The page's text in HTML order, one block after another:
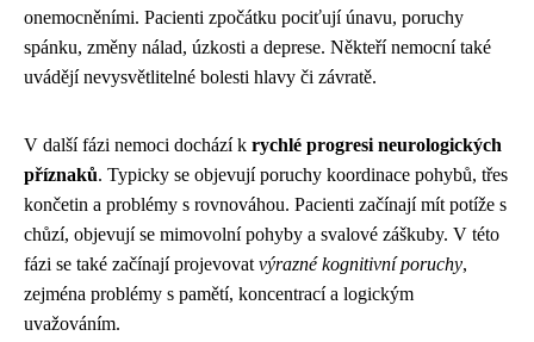
onemocněními. Pacienti zpočátku pociťují únavu, poruchy
spánku, změny nálad, úzkosti a deprese. Někteří nemocní také
uvádějí nevysvětlitelné bolesti hlavy či závratě.
V další fázi nemoci dochází k rychlé progresi neurologických
příznaků. Typicky se objevují poruchy koordinace pohybů, třes
končetin a problémy s rovnováhou. Pacienti začínají mít potíže s
chůzí, objevují se mimovolní pohyby a svalové záškuby. V této
fázi se také začínají projevovat výrazné kognitivní poruchy,
zejména problémy s pamětí, koncentrací a logickým
uvažováním.